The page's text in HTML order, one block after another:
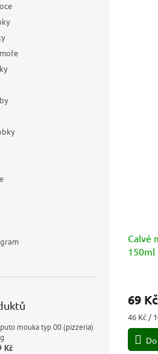
mouka typ 00 (pizzeria)
Kč
Calvé
150ml
produktu
5,0
5
69 Kč
Měrná
cena:
46 Kč /